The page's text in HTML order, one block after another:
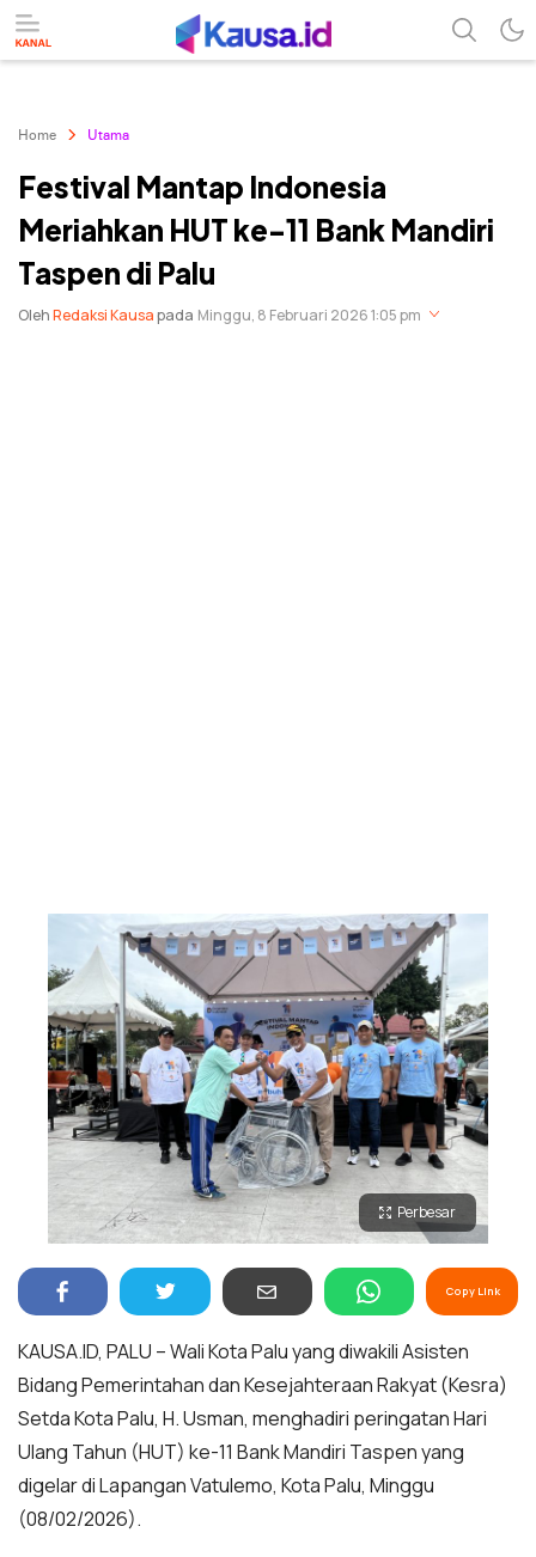
Home Utama
Festival Mantap Indonesia
Meriahkan HUT ke-11 Bank Mandiri
Taspen di Palu
OlehRedaksi Kausapada Minggu, 8 Februari 2026 1:05 pm
Perbesar
Copy Link
KAUSA.ID, PALU – Wali Kota Palu yang diwakili Asisten
Bidang Pemerintahan dan Kesejahteraan Rakyat (Kesra)
Setda Kota Palu, H. Usman, menghadiri peringatan Hari
Ulang Tahun (HUT) ke-11 Bank Mandiri Taspen yang
digelar di Lapangan Vatulemo, Kota Palu, Minggu
(08/02/2026).